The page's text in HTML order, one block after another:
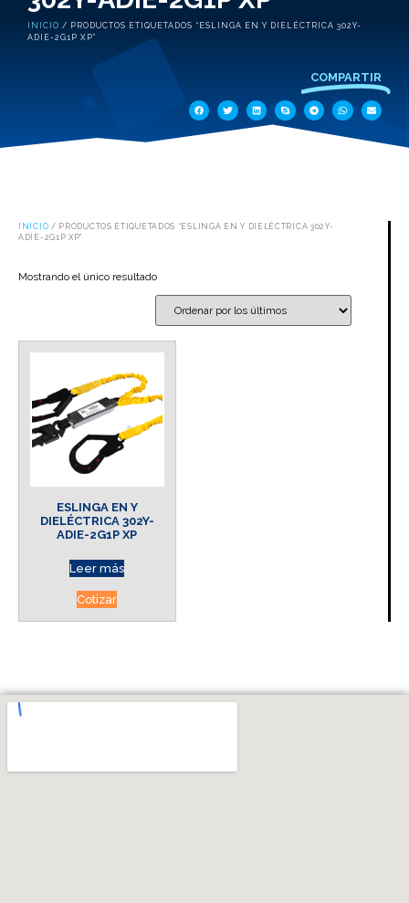
INICIO / PRODUCTOS ETIQUETADOS “ESLINGA EN Y DIELÉCTRICA 302Y-
ADIE-2G1P XP”
COMPARTIR
INICIO / PRODUCTOS ETIQUETADOS “ESLINGA EN Y DIELÉCTRICA 302Y-
ADIE-2G1P XP”
Mostrando el único resultado
ESLINGA EN Y
DIELÉCTRICA 302Y-
ADIE-2G1P XP
Leer más
Cotizar